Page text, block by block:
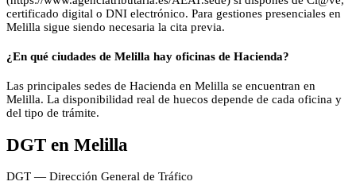
certificado digital o DNI electrónico. Para gestiones presenciales en
Melilla sigue siendo necesaria la cita previa.
¿En qué ciudades de Melilla hay oficinas de Hacienda?
Las principales sedes de Hacienda en Melilla se encuentran en
Melilla. La disponibilidad real de huecos depende de cada oficina y
del tipo de trámite.
DGT en Melilla
DGT — Dirección General de Tráfico